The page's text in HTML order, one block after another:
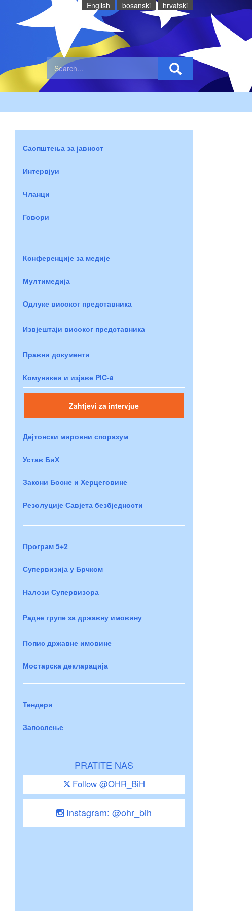
English bosanski hrvatski
Саопштења за јавност
Интервјуи
Чланци
Говори
Конференције за медије
Мултимедија
Одлуке високог представника
Извјештаји високог представника
Правни документи
Комуникеи и изјаве PIC-a
Zahtjevi za intervjue
Дејтонски мировни споразум
Устав БиХ
Закони Босне и Херцеговине
Резолуције Савјета безбједности
Програм 5+2
Супервизија у Брчком
Налози Супервизора
Радне групе за државну имовину
Попис државне имовине
Мостарска декларација
Тендери
Запослење
PRATITE NAS
Follow @OHR_BiH
Instagram: @ohr_bih